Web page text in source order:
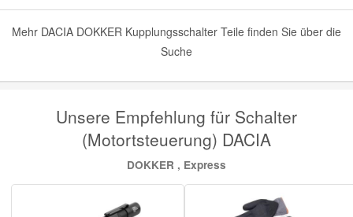
Mehr DACIA DOKKER Kupplungsschalter Teile finden Sie über die
Suche
Unsere Empfehlung für Schalter
(Motortsteuerung) DACIA
DOKKER , Express